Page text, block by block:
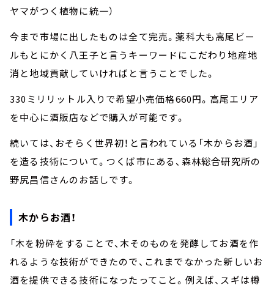
ヤマがつく植物に統一）
今まで市場に出したものは全て完売。薬科大も高尾ビー
ルもとにかく八王子と言うキーワードにこだわり地産地
消と地域貢献していければと言うことでした。
330ミリリットル入りで希望小売価格660円。高尾エリア
を中心に酒販店などで購入が可能です。
続いては、おそらく世界初！と言われている「木からお酒」
を造る技術について。つくば市にある、森林総合研究所の
野尻昌信さんのお話しです。
木からお酒！
「木を粉砕をすることで、木そのものを発酵してお酒を作
れるような技術ができたので、これまでなかった新しいお
酒を提供できる技術になったってこと。例えば、スギは樽